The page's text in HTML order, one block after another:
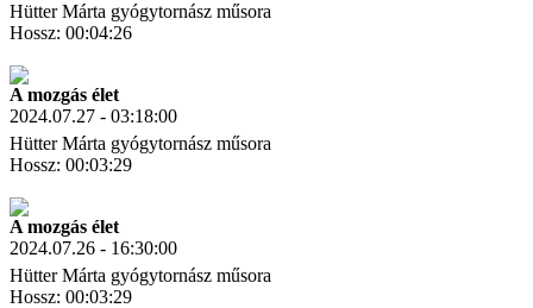
Hütter Márta gyógytornász műsora
Hossz: 00:04:26
A mozgás élet
2024.07.27 - 03:18:00
Hütter Márta gyógytornász műsora
Hossz: 00:03:29
A mozgás élet
2024.07.26 - 16:30:00
Hütter Márta gyógytornász műsora
Hossz: 00:03:29